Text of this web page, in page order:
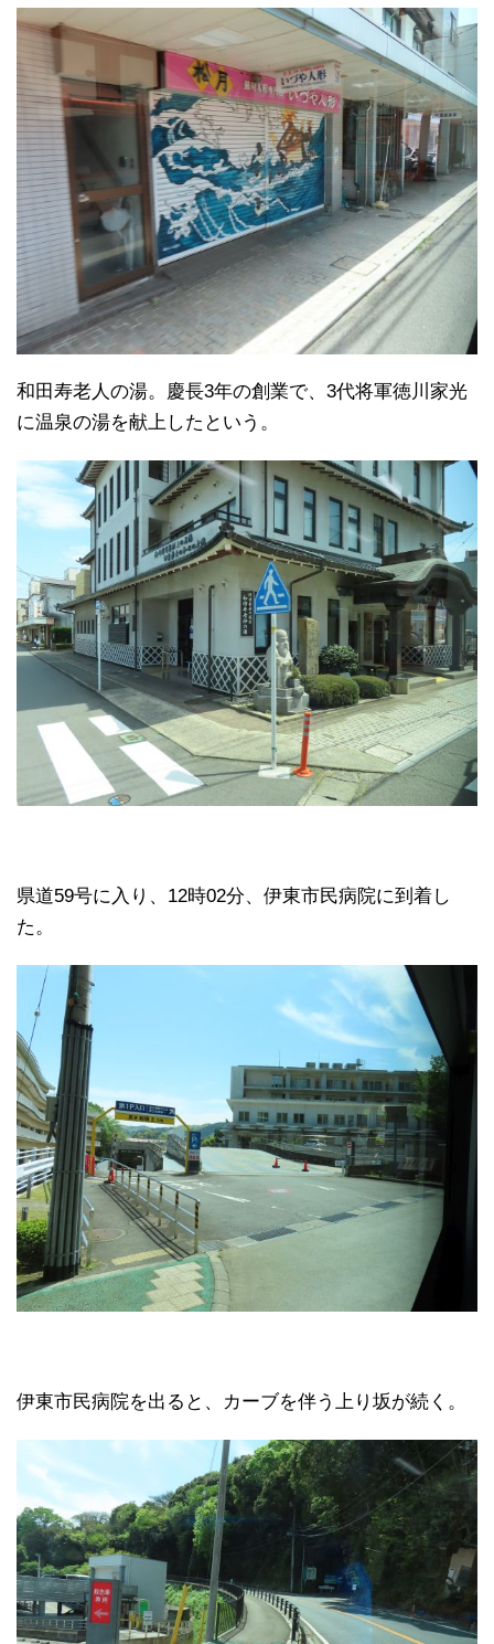
和田寿老人の湯。慶長3年の創業で、3代将軍徳川家光
に温泉の湯を献上したという。
県道59号に入り、12時02分、伊東市民病院に到着し
た。
伊東市民病院を出ると、カーブを伴う上り坂が続く。